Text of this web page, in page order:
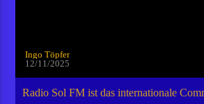
Ingo Töpfer
12/11/2025
Radio Sol FM ist das internationale